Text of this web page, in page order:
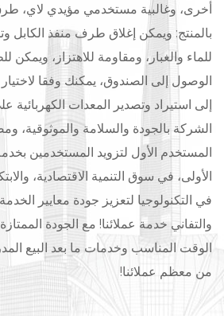
أخرى، وغالبية مستخدمي مؤيدي لاي،
بالمنتج: ويمكن إغلاق طرف منفذ الكابل
للماء والغبار، ومقاومة للاهتزاز، ويمكن
الوصول إلى الصندوق، يمكنك وفقا
إلى استيراد وتصدير المعدات الكهربائية
الشركة بالجودة والسلامة والموثوقية،
المستخدم الأول لتزويد المستخدمين
الأولى، في سوق التنمية الاقتصادية،
في التكنولوجيا لتعزيز جودة معايير
والتفاني خدمة عملائنا! مع الجودة
الوقت المناسب وخدمات ما بعد البيع
من معظم عملائنا!